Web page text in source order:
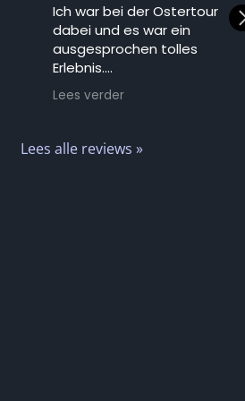
Ich war bei der Ostertour
dabei und es war ein
ausgesprochen tolles
Erlebnis.
Man bekommt einen
und darf selbst mithelfen,
Lees verder
Lees alle reviews »